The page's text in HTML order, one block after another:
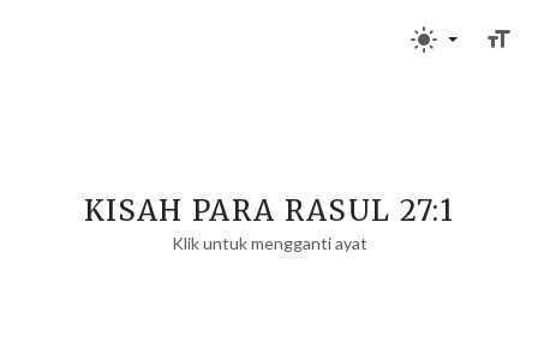
KISAH PARA RASUL 27:1
Klik untuk mengganti ayat